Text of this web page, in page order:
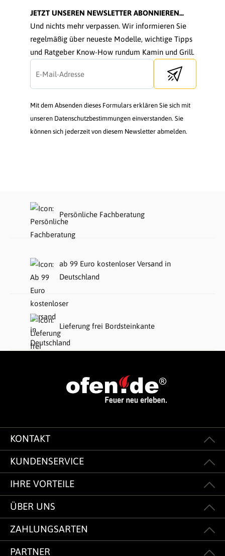
JETZT UNSEREN NEWSLETTER ABONNIEREN...
Und nichts mehr verpassen. Wir informieren Sie
regelmäßig über neueste Modelle, wichtige Tipps
und Ratgeber Know-How rundum Kamin und Grill.
Send newsletter
Mit dem Absenden dieses Formulars erklären Sie sich mit
unseren Datenschutzbestimmungen einverstanden. Sie
können sich jederzeit von diesem Newsletter abmelden.
Persönliche Fachberatung
ab 99 Euro kostenloser Versand in
Deutschland
Lieferung frei Bordsteinkante
KONTAKT
KUNDENSERVICE
IHRE VORTEILE
ÜBER UNS
ZAHLUNGSARTEN
PARTNER